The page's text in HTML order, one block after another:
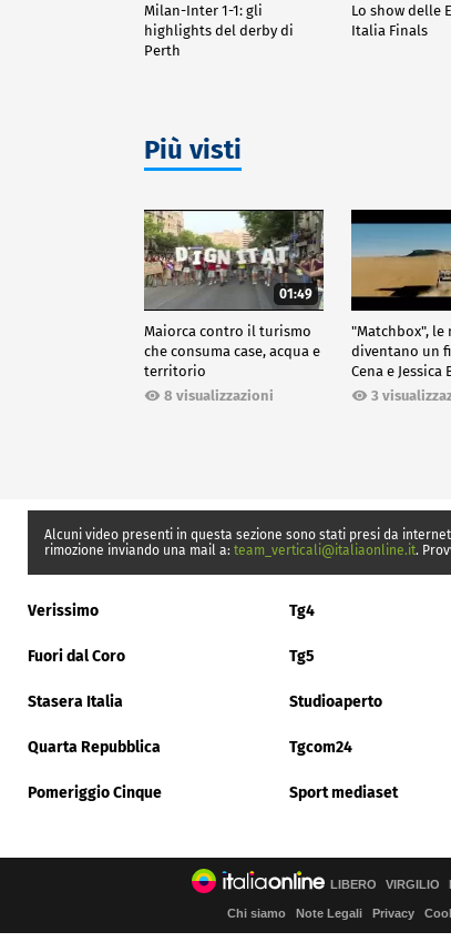
Milan-Inter 1-1: gli
highlights del derby di
Perth
Lo show delle
Italia Finals
Più visti
01:49
Maiorca contro il turismo
che consuma case, acqua e
territorio
8 visualizzazioni
"Matchbox", le
diventano un
Cena e Jessica
3
Alcuni video presenti in questa sezione sono stati presi da
rimozione inviando una mail a: team_verticali@italiaonline.it.
Verissimo Tg4
Fuori dal Coro Tg5
Stasera Italia Studioaperto
Quarta Repubblica Tgcom24
Pomeriggio Cinque Sport mediaset
LIBERO VIRGILIO
Chi siamo Note Legali Privacy